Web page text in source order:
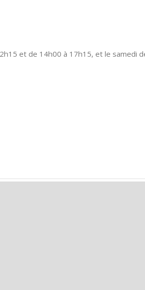
et de 14h00 à 17h15, et le samedi